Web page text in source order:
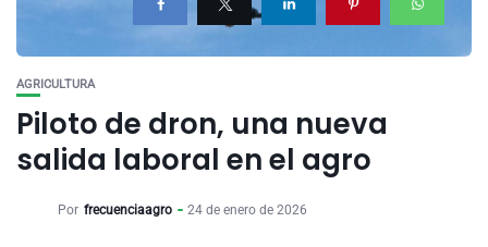
AGRICULTURA
Piloto de dron, una nueva
salida laboral en el agro
Por frecuenciaagro 24 de enero de 2026